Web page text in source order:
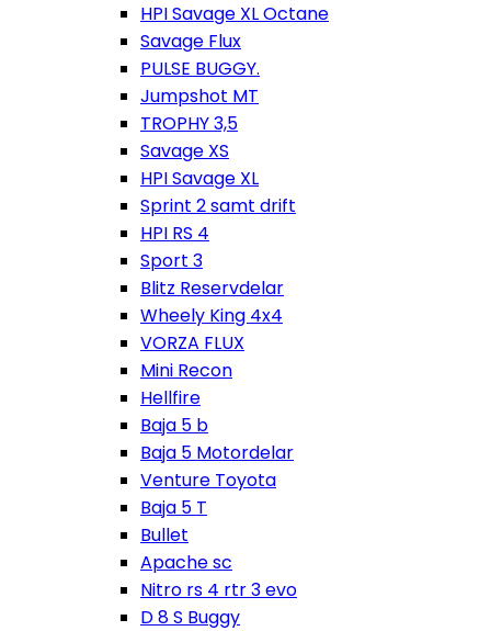
HPI Savage XL Octane
Savage Flux
PULSE BUGGY.
Jumpshot MT
TROPHY 3,5
Savage XS
HPI Savage XL
Sprint 2 samt drift
HPI RS 4
Sport 3
Blitz Reservdelar
Wheely King 4x4
VORZA FLUX
Mini Recon
Hellfire
Baja 5 b
Baja 5 Motordelar
Venture Toyota
Baja 5 T
Bullet
Apache sc
Nitro rs 4 rtr 3 evo
D 8 S Buggy